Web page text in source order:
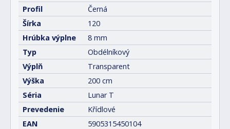
Profil
Černá
Šírka
120
Hrúbka výplne
8 mm
Typ
Obdélníkový
Výplň
Transparent
Výška
200 cm
Séria
Lunar T
Prevedenie
Křídlové
EAN
5905315450104